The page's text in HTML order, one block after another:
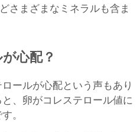
さまざまなミネラルも含ま
心配？
ールが心配という声もあり
、卵がコレステロール値に
。